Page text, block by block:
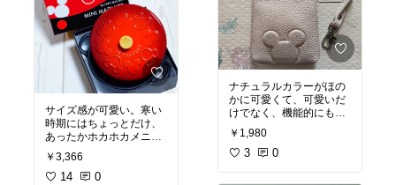
サイズ感が可愛い。寒い
時期にはちょっとだけ、
あったかホカホカメニュ
ー作りたい時のミニサイ
ズで可愛い。一人暮らし
スタートするミッキー好
￥3,366
14 0
ナチュラルカラーがほの
かに可愛くて、可愛いだ
けでなく、機能的にも
日々重宝しています。明
け口がパカっと開けしめ
しやすい。
￥1,980
3 0